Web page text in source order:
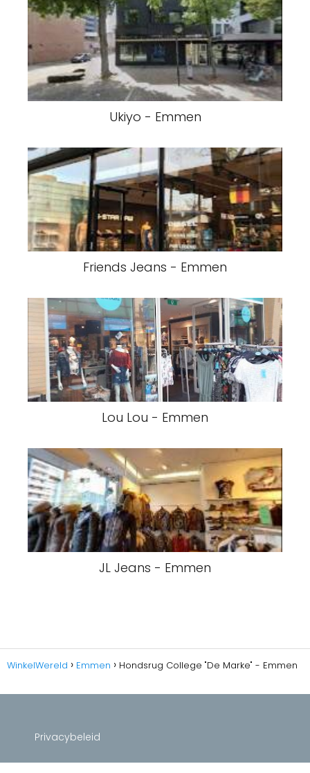
Ukiyo - Emmen
Friends Jeans - Emmen
Lou Lou - Emmen
JL Jeans - Emmen
WinkelWereld Emmen Hondsrug College "De Marke" - Emmen
Privacybeleid